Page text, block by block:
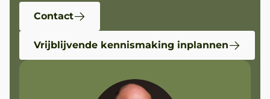
Contact
Vrijblijvende kennismaking inplannen